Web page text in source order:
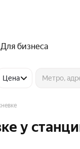
Для бизнеса
Цена
у